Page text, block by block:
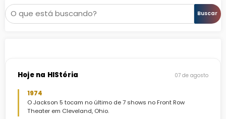
Pesquisar Buscar
Hoje na HIStória 07 de agosto
1974
O Jackson 5 tocam no último de 7 shows no Front Row
Theater em Cleveland, Ohio.